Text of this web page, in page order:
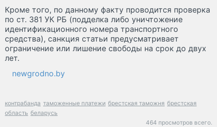
Кроме того, по данному факту проводится проверка
по ст. 381 УК РБ (подделка либо уничтожение
идентификационного номера транспортного
средства), санкция статьи предусматривает
ограничение или лишение свободы на срок до двух
лет.
newgrodno.by
контрабанда таможенные платежи брестская таможня брестская
область беларусь
464 просмотров всего.